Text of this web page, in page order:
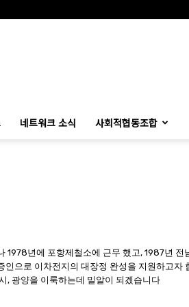
네트워크 소식 사회적협동조합
1978년에 포항제철소에 근무 했고, 1987년 전
인으로 이차전지의 대장정 완성을 지원하고자
, 광양을 이룩하는데 밀알이 되겠습니다